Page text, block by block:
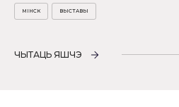
МІНСК ВЫСТАВЫ
ЧЫТАЦЬ ЯШЧЭ